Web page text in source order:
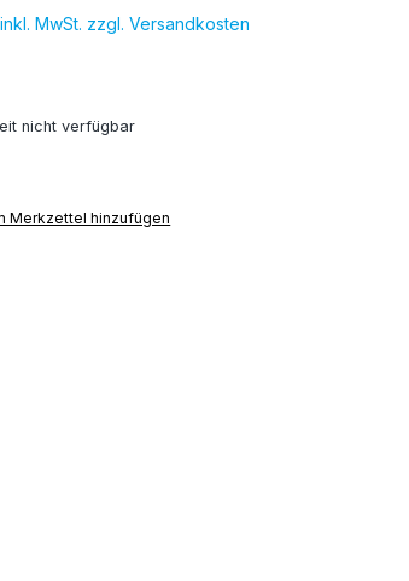
MwSt. zzgl. Versandkosten
nicht verfügbar
Merkzettel hinzufügen